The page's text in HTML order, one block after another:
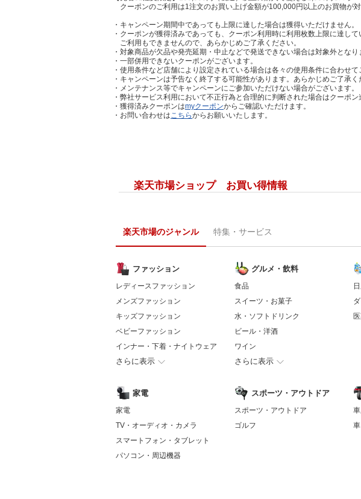
クーポンのご利用は1注文のお買い上げ金額が100,000円以上のお買物が対
・キャンペーン期間中であっても上限に達した場合は獲得いただけません。
・クーポンが獲得済みであっても、クーポン利用時に利用枚数上限に達し
ご利用もできませんので、あらかじめご了承ください。
・対象商品が欠品や発売延期・中止などで発送できない場合は対象外となり
・一部併用できないクーポンがございます。
・使用条件など店舗により設定されている場合は各々の使用条件に合わせて
・キャンペーンは予告なく終了する可能性があります。あらかじめご了承く
・メンテナンス等でキャンペーンにご参加いただけない場合がございます。
・弊社サービス利用において不正行為と合理的に判断された場合はクーポン
・獲得済みクーポンはmyクーポンからご確認いただけます。
・お問い合わせはこちらからお願いいたします。
楽天市場ショップ お買い得情報
楽天市場のジャンル 特集・サービス
ファッション
レディースファッション
メンズファッション
キッズファッション
ベビーファッション
インナー・下着・ナイトウェア
さらに表示
グルメ・飲料
食品
スイーツ・お菓子
水・ソフトドリンク
ビール・洋酒
ワイン
さらに表示
家電
家電
TV・オーディオ・カメラ
スマートフォン・タブレット
パソコン・周辺機器
スポーツ・アウトドア
スポーツ・アウトドア
ゴルフ